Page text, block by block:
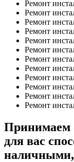
Ремонт
Ремонт
Ремонт
Ремонт
Ремонт
Ремонт
Ремонт
Ремонт
Ремонт
Ремонт
Ремонт
Ремонт
Принимаем
для вас
наличными,